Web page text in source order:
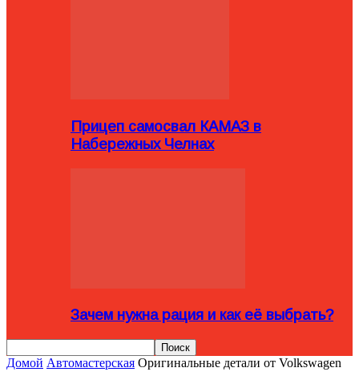
Прицеп самосвал КАМАЗ в
Набережных Челнах
Зачем нужна рация и как её выбрать?
Домой Автомастерская Оригинальные детали от Volkswagen